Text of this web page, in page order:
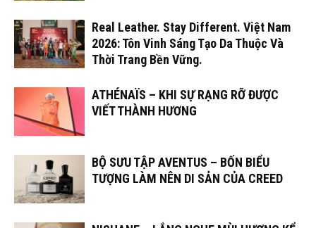
Real Leather. Stay Different. Việt Nam
2026: Tôn Vinh Sáng Tạo Da Thuộc Và
Thời Trang Bền Vững.
ATHÉNAÏS – KHI SỰ RẠNG RỠ ĐƯỢC
VIẾT THÀNH HƯƠNG
BỘ SƯU TẬP AVENTUS – BỐN BIỂU
TƯỢNG LÀM NÊN DI SẢN CỦA CREED